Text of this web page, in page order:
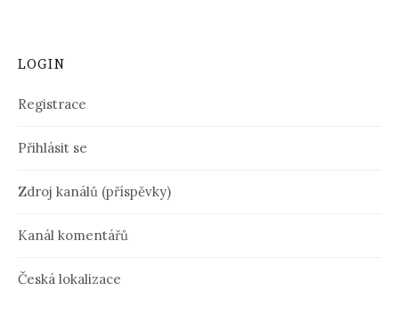
LOGIN
Registrace
Přihlásit se
Zdroj kanálů (příspěvky)
Kanál komentářů
Česká lokalizace